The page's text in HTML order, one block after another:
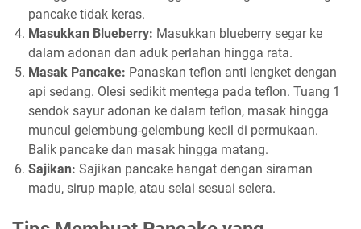
pancake tidak keras.
Masukkan Blueberry: Masukkan blueberry segar ke
dalam adonan dan aduk perlahan hingga rata.
Masak Pancake: Panaskan teflon anti lengket dengan
api sedang. Olesi sedikit mentega pada teflon. Tuang 1
sendok sayur adonan ke dalam teflon, masak hingga
muncul gelembung-gelembung kecil di permukaan.
Balik pancake dan masak hingga matang.
Sajikan: Sajikan pancake hangat dengan siraman
madu, sirup maple, atau selai sesuai selera.